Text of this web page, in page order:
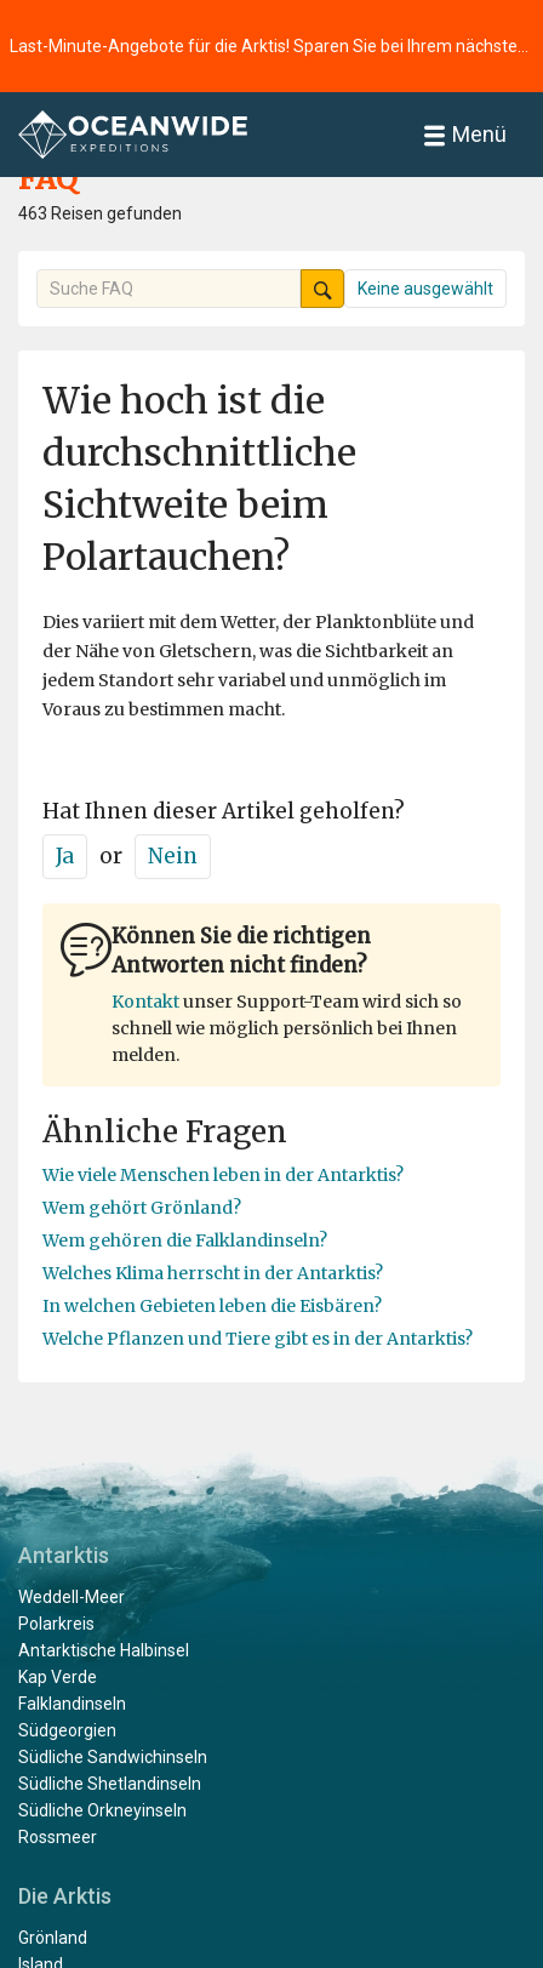
Menü
Startseite
FAQ
463 Reisen gefunden
Keine ausgewählt
Wie hoch ist die
durchschnittliche
Sichtweite beim
Polartauchen?
Dies variiert mit dem Wetter, der Planktonblüte und
der Nähe von Gletschern, was die Sichtbarkeit an
jedem Standort sehr variabel und unmöglich im
Voraus zu bestimmen macht.
Hat Ihnen dieser Artikel geholfen?
Ja
or Nein
Können Sie die richtigen
Antworten nicht finden?
Kontaktunser Support-Team wird sich so
schnell wie möglich persönlich bei Ihnen
melden.
Ähnliche Fragen
Wie viele Menschen leben in der Antarktis?
Wem gehört Grönland?
Wem gehören die Falklandinseln?
Welches Klima herrscht in der Antarktis?
In welchen Gebieten leben die Eisbären?
Welche Pflanzen und Tiere gibt es in der Antarktis?
Antarktis
Weddell-Meer
Polarkreis
Antarktische Halbinsel
Kap Verde
Falklandinseln
Südgeorgien
Südliche Sandwichinseln
Südliche Shetlandinseln
Südliche Orkneyinseln
Rossmeer
Die Arktis
Grönland
Island